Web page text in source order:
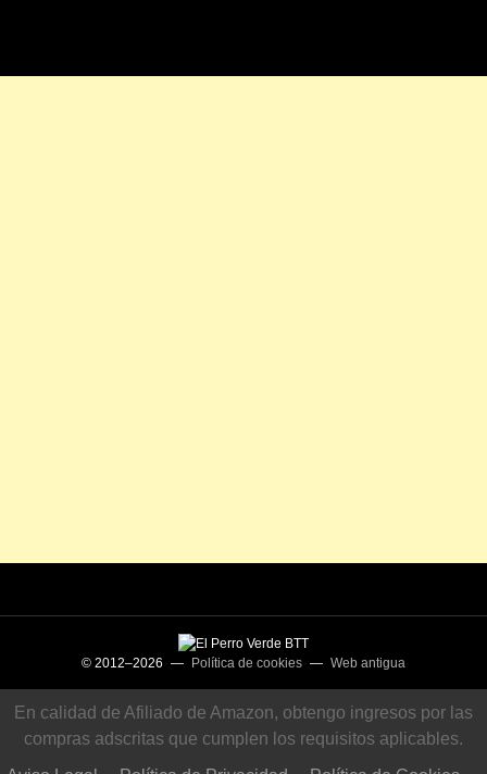
© 2012–2026 — Política de cookies — Web antigua
En calidad de Afiliado de Amazon, obtengo ingresos por las
compras adscritas que cumplen los requisitos aplicables.